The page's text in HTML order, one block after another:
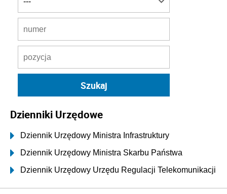
Dzienniki Urzędowe
Dziennik Urzędowy Ministra Infrastruktury
Dziennik Urzędowy Ministra Skarbu Państwa
Dziennik Urzędowy Urzędu Regulacji Telekomunikacji